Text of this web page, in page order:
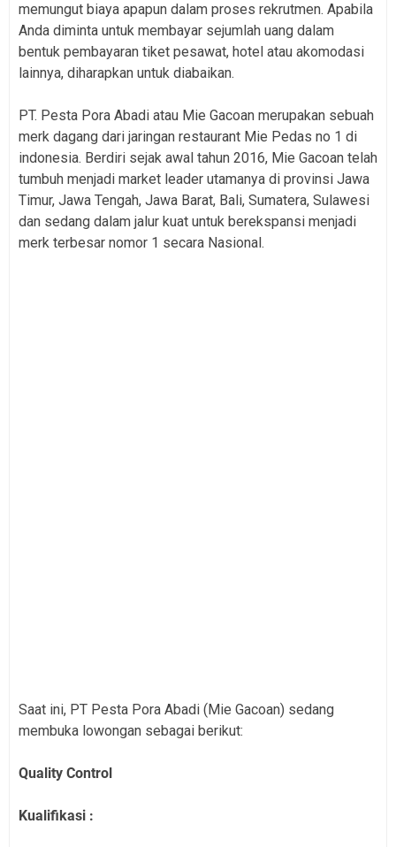
memungut biaya apapun dalam proses rekrutmen. Apabila
Anda diminta untuk membayar sejumlah uang dalam
bentuk pembayaran tiket pesawat, hotel atau akomodasi
lainnya, diharapkan untuk diabaikan.
PT. Pesta Pora Abadi atau Mie Gacoan merupakan sebuah
merk dagang dari jaringan restaurant Mie Pedas no 1 di
indonesia. Berdiri sejak awal tahun 2016, Mie Gacoan telah
tumbuh menjadi market leader utamanya di provinsi Jawa
Timur, Jawa Tengah, Jawa Barat, Bali, Sumatera, Sulawesi
dan sedang dalam jalur kuat untuk berekspansi menjadi
merk terbesar nomor 1 secara Nasional.
Saat ini, PT Pesta Pora Abadi (Mie Gacoan) sedang
membuka lowongan sebagai berikut:
Quality Control
Kualifikasi :